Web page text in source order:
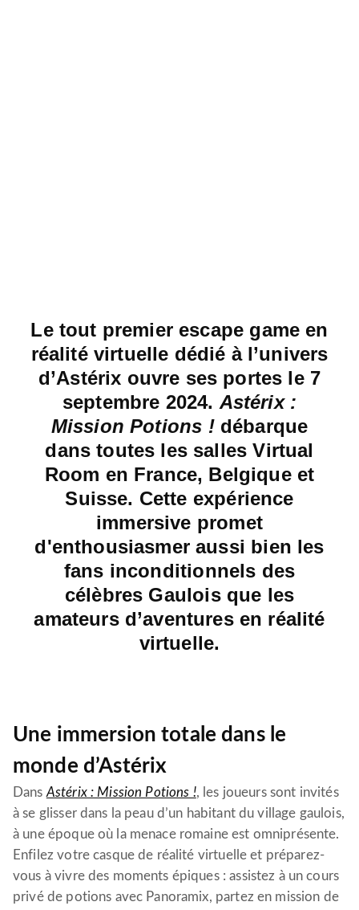
Le tout premier escape game en
réalité virtuelle dédié à l’univers
d’Astérix ouvre ses portes le 7
septembre 2024.Astérix :
Mission Potions !débarque
dans toutes les salles Virtual
Room en France, Belgique et
Suisse. Cette expérience
immersive promet
d'enthousiasmer aussi bien les
fans inconditionnels des
célèbres Gaulois que les
amateurs d’aventures en réalité
virtuelle.
Une immersion totale dans le
monde d’Astérix
DansAstérix : Mission Potions !, les joueurs sont invités
à se glisser dans la peau d’un habitant du village gaulois,
à une époque où la menace romaine est omniprésente.
Enfilez votre casque de réalité virtuelle et préparez-
vous à vivre des moments épiques : assistez à un cours
privé de potions avec Panoramix, partez en mission de